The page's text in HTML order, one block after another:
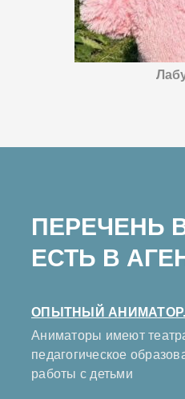
ПЕРЕЧЕНЬ
ЕСТЬ В
ОПЫТНЫЙ АНИМАТОР.
Аниматоры имеют
педагогическое
работы с детьми